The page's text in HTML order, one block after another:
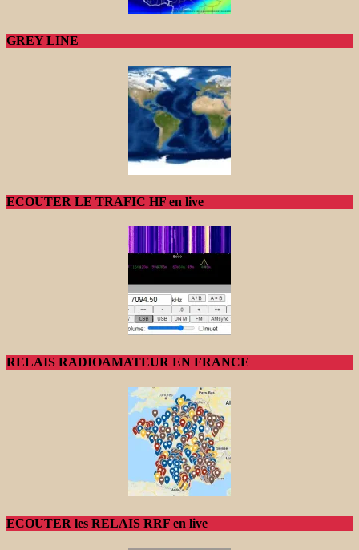
GREY LINE
ECOUTER LE TRAFIC HF en live
RELAIS RADIOAMATEUR EN FRANCE
ECOUTER les RELAIS RRF en live